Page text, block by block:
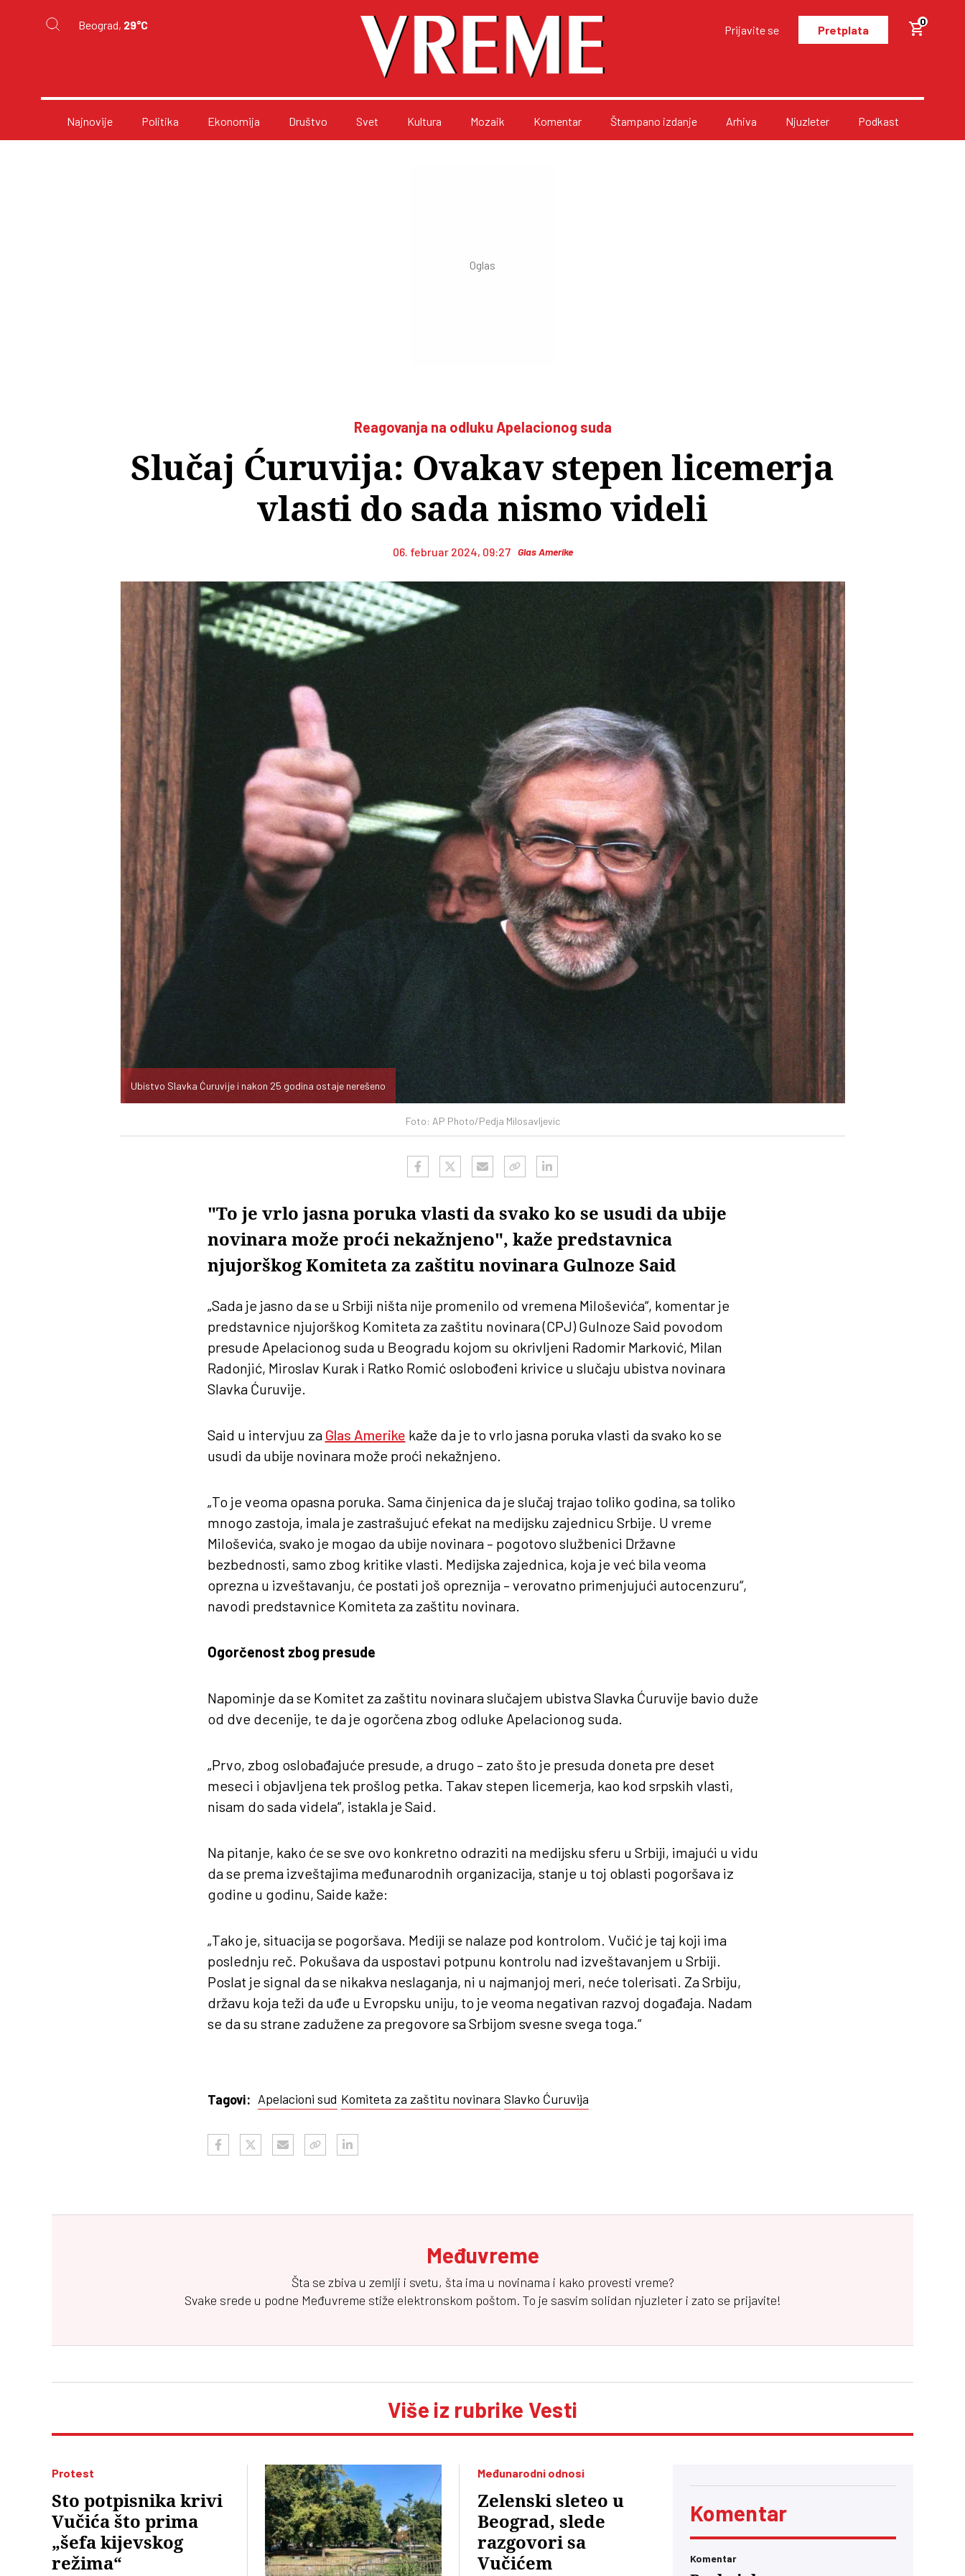
Beograd, 29°C Prijavite se Pretplata
0
Najnovije Politika Ekonomija Društvo Svet Kultura Mozaik Komentar Štampano izdanje Arhiva Njuzleter Podkast
Reagovanja na odluku Apelacionog suda
Slučaj Ćuruvija: Ovakav stepen licemerja
vlasti do sada nismo videli
06. februar 2024, 09:27 Glas Amerike
Foto: AP Photo/Pedja Milosavljevic
Ubistvo Slavka Ćuruvije i nakon 25 godina ostaje nerešeno
"To je vrlo jasna poruka vlasti da svako ko se usudi da ubije
novinara može proći nekažnjeno", kaže predstavnica
njujorškog Komiteta za zaštitu novinara Gulnoze Said
„Sada je jasno da se u Srbiji ništa nije promenilo od vremena Miloševića“, komentar je
predstavnice njujorškog Komiteta za zaštitu novinara (CPJ) Gulnoze Said povodom
presude Apelacionog suda u Beogradu kojom su okrivljeni Radomir Marković, Milan
Radonjić, Miroslav Kurak i Ratko Romić oslobođeni krivice u slučaju ubistva novinara
Slavka Ćuruvije.
Said u intervjuu za Glas Amerike kaže da je to vrlo jasna poruka vlasti da svako ko se
usudi da ubije novinara može proći nekažnjeno.
„To je veoma opasna poruka. Sama činjenica da je slučaj trajao toliko godina, sa toliko
mnogo zastoja, imala je zastrašujuć efekat na medijsku zajednicu Srbije. U vreme
Miloševića, svako je mogao da ubije novinara – pogotovo službenici Državne
bezbednosti, samo zbog kritike vlasti. Medijska zajednica, koja je već bila veoma
oprezna u izveštavanju, će postati još opreznija – verovatno primenjujući autocenzuru“,
navodi predstavnice Komiteta za zaštitu novinara.
Ogorčenost zbog presude
Napominje da se Komitet za zaštitu novinara slučajem ubistva Slavka Ćuruvije bavio duže
od dve decenije, te da je ogorčena zbog odluke Apelacionog suda.
„Prvo, zbog oslobađajuće presude, a drugo – zato što je presuda doneta pre deset
meseci i objavljena tek prošlog petka. Takav stepen licemerja, kao kod srpskih vlasti,
nisam do sada videla“, istakla je Said.
Na pitanje, kako će se sve ovo konkretno odraziti na medijsku sferu u Srbiji, imajući u vidu
da se prema izveštajima međunarodnih organizacija, stanje u toj oblasti pogoršava iz
godine u godinu, Saide kaže:
„Tako je, situacija se pogoršava. Mediji se nalaze pod kontrolom. Vučić je taj koji ima
poslednju reč. Pokušava da uspostavi potpunu kontrolu nad izveštavanjem u Srbiji.
Poslat je signal da se nikakva neslaganja, ni u najmanjoj meri, neće tolerisati. Za Srbiju,
državu koja teži da uđe u Evropsku uniju, to je veoma negativan razvoj događaja. Nadam
se da su strane zadužene za pregovore sa Srbijom svesne svega toga.“
Tagovi: Apelacioni sud Komiteta za zaštitu novinara Slavko Ćuruvija
Međuvreme
Šta se zbiva u zemlji i svetu, šta ima u novinama i kako provesti vreme?
Svake srede u podne Međuvreme stiže elektronskom poštom. To je sasvim solidan njuzleter i zato se prijavite!
Više iz rubrike Vesti
Protest
Sto potpisnika krivi
Vučića što prima
„šefa kijevskog
režima“
Međunarodni odnosi
Zelenski sleteo u
Beograd, slede
razgovori sa
Vučićem
Komentar
Komentar